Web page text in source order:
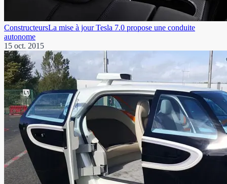
ConstructeursLa mise à jour Tesla 7.0 propose une conduite
autonome
15 oct. 2015